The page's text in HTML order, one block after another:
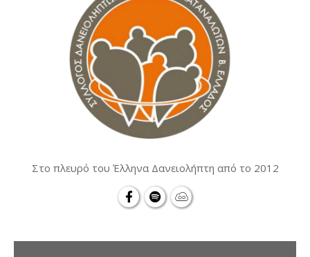
Στο πλευρό του Έλληνα Δανειολήπτη από το 2012